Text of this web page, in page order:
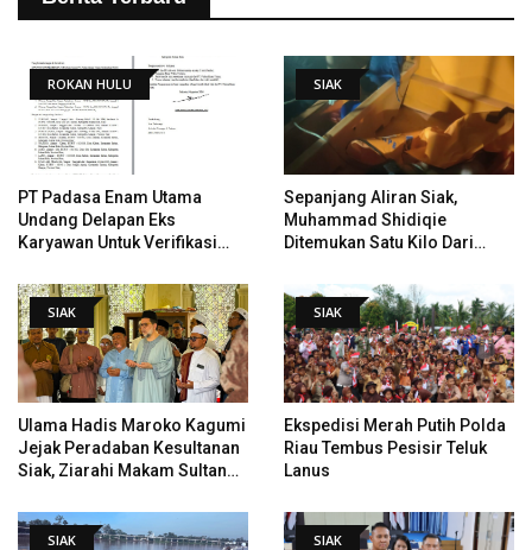
ROKAN HULU
PT Padasa Enam Utama
Undang Delapan Eks
Karyawan Untuk Verifikasi
PHI
SIAK
Sepanjang Aliran Siak,
Muhammad Shidiqie
Ditemukan Satu Kilo Dari
SIAK
Ulama Hadis Maroko Kagumi
Jejak Peradaban Kesultanan
Siak, Ziarahi Makam Sultan
SIAK
Ekspedisi Merah Putih Polda
Riau Tembus Pesisir Teluk
Lanus
SIAK SIAK